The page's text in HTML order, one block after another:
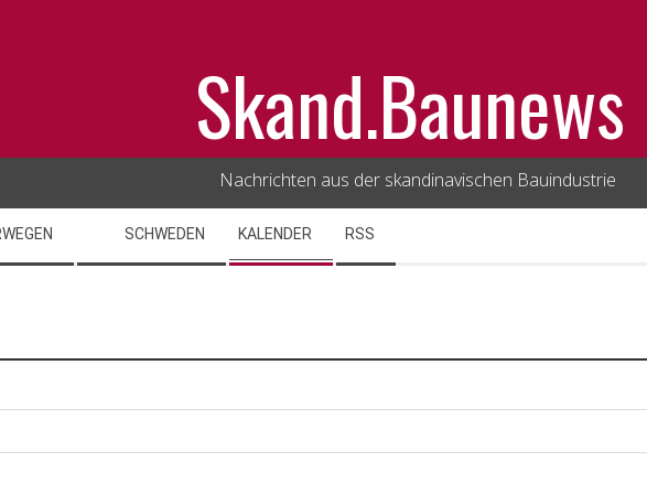
Skand.Baunews
Nachrichten aus der skandinavischen Bauindustrie
SCHWEDEN KALENDER RSS